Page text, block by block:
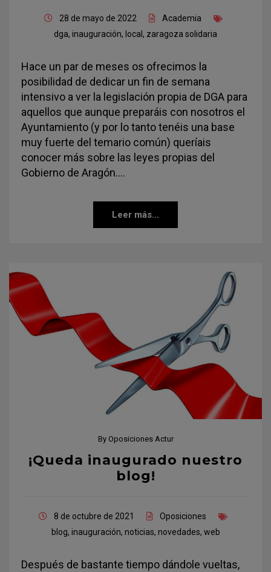
28 de mayo de 2022
Academia
dga, inauguración, local , zaragoza solidaria
Hace un par de meses os ofrecimos la
posibilidad de dedicar un fin de semana
intensivo a ver la legislación propia de DGA para
aquellos que aunque preparáis con nosotros el
Ayuntamiento (y por lo tanto tenéis una base
muy fuerte del temario común) queríais
conocer más sobre las leyes propias del
Gobierno de Aragón.…
Leer más...
By Oposiciones Actur
¡Queda inaugurado nuestro
blog!
8 de octubre de 2021
Oposiciones
blog, inauguración, noticias, novedades, web
Después de bastante tiempo dándole vueltas,